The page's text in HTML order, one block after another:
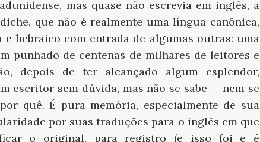
mas quase não escrevia em inglês, a
que não é realmente uma língua canônica,
hebraico com entrada de algumas outras: uma
punhado de centenas de milhares de leitores e
depois de ter alcançado algum esplendor,
escritor sem dúvida, mas não se sabe — nem se
quê. É pura memória, especialmente de sua
por suas traduções para o inglês em que
o original, para registro (e isso foi e é